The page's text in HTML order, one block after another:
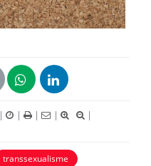
| | | |
|
transsexualisme